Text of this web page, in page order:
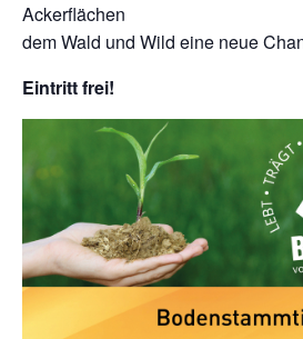
Ackerflächen
dem Wald und Wild eine neue
Eintritt frei!